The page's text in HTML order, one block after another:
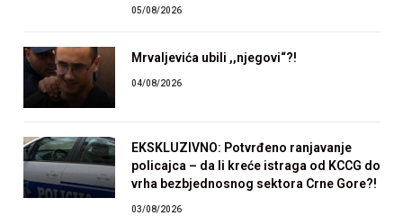
05/08/2026
Mrvaljevića ubili ,,njegovi“?!
04/08/2026
EKSKLUZIVNO: Potvrđeno ranjavanje
policajca – da li kreće istraga od KCCG do
vrha bezbjednosnog sektora Crne Gore?!
03/08/2026